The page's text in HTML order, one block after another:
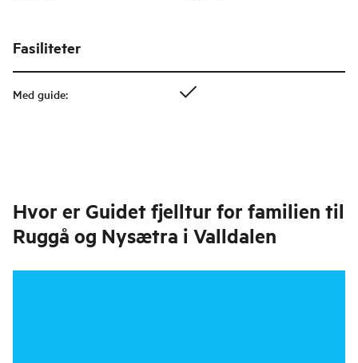
Fasiliteter
Med guide:
Hvor er Guidet fjelltur for familien til
Ruggå og Nysætra i Valldalen